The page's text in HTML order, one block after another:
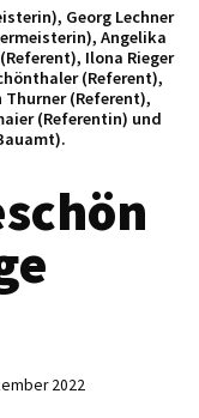
Georg Lechner
Angelika
Ilona Rieger
(Referent),
Thurner (Referent),
(Referentin) und
2022